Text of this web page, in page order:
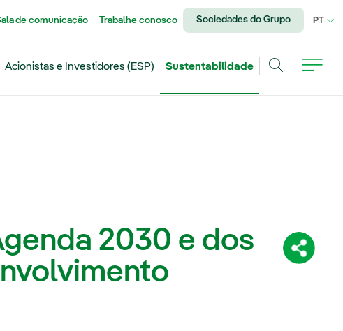
de comunicação Trabalhe conosco Sociedades do Grupo PT
Acionistas e Investidores (ESP)
Sustentabilidade
2030 e dos